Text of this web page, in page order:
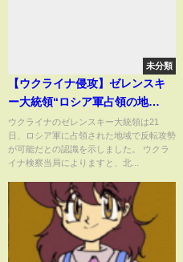
未分類
【ウクライナ侵攻】ゼレンスキ
ー大統領“ロシア軍占領の地
域”反転攻勢に自信
ウクライナのゼレンスキー大統領は21
日、ロシア軍に占領された地域で反転攻勢
が可能だとの認識を示しました。 ウクラ
イナ検察当局によりますと、北...